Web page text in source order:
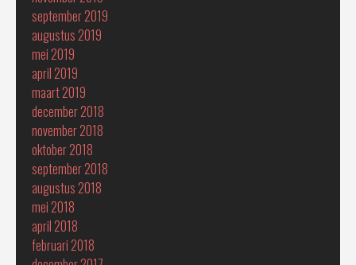
september 2019
augustus 2019
mei 2019
april 2019
maart 2019
december 2018
november 2018
oktober 2018
september 2018
augustus 2018
mei 2018
april 2018
februari 2018